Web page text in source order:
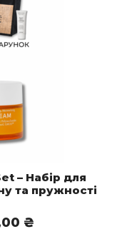
– Набір для
та пружності
₴Поточна